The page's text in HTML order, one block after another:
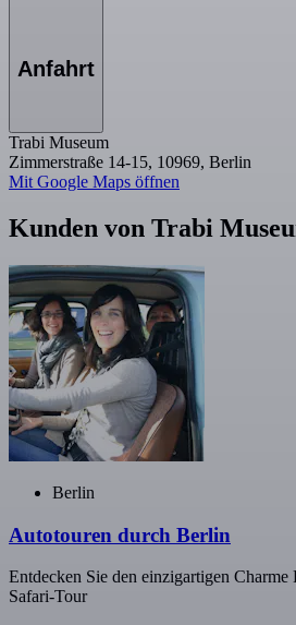
Anfahrt
Trabi Museum
Zimmerstraße 14-15, 10969, Berlin
Mit Google Maps öffnen
Kunden von Trabi
Berlin
Autotouren durch Berlin
Entdecken Sie den einzigartigen
Safari-Tour